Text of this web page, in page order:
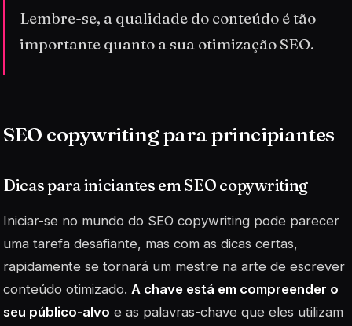
Lembre-se, a qualidade do conteúdo é tão
importante quanto a sua otimização SEO.
SEO copywriting para principiantes
Dicas para iniciantes em SEO copywriting
Iniciar-se no mundo do SEO copywriting pode parecer
uma tarefa desafiante, mas com as dicas certas,
rapidamente se tornará um mestre na arte de escrever
conteúdo otimizado. A chave está em compreender o
seu público-alvo e as palavras-chave que eles utilizam